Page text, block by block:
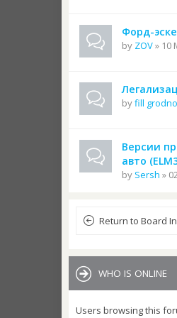
Форд-
by ZOV» 10
byfill grodno
Версии
авто
by Sersh »
Return to Board
WHO IS ONLINE
Users browsing this